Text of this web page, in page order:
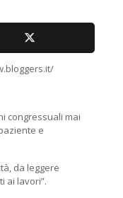
congressuali mai
e
da leggere
ai lavori”.